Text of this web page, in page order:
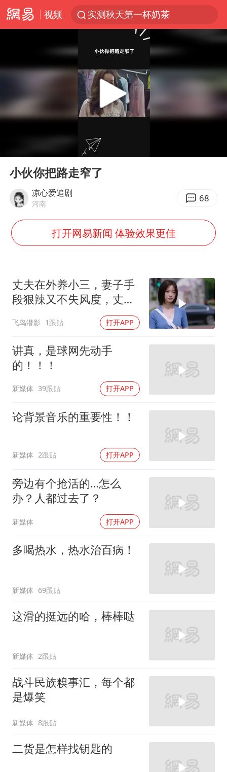
视频
实测秋天第一杯奶茶
四川宜宾市高县发生4.9级地震
台风“白海豚”体型变大！环流面积接近13个浙江那么大
东航新规：提前14天可免费退改签
汪峰阻止14岁女儿买大牌
江苏发布台风蓝色预警
王力宏演唱会黄牛带观众藏匿被查获
国防部回应日本试射“战斧”导弹
女孩摆摊卖菌子时收到北大通知书
改名后的“青海拉面”店
东方之约 相约未来
Play
小伙你把路走窄了
凉心爱追剧
河南 68
打开网易新闻 体验效果更佳
丈夫在外养小三，妻子手
段狠辣又不失风度，丈夫
飞鸟潜影 1跟贴 打开APP
讲真，是球网先动手
的！！！
新媒体 39跟贴 打开APP
论背景音乐的重要性！！
新媒体 2跟贴 打开APP
旁边有个抢活的…怎么
办？人都过去了？
新媒体 打开APP
多喝热水，热水治百病！
新媒体 69跟贴
这滑的挺远的哈，棒棒哒
新媒体 2跟贴
战斗民族糗事汇，每个都
是爆笑
新媒体 8跟贴
二货是怎样找钥匙的